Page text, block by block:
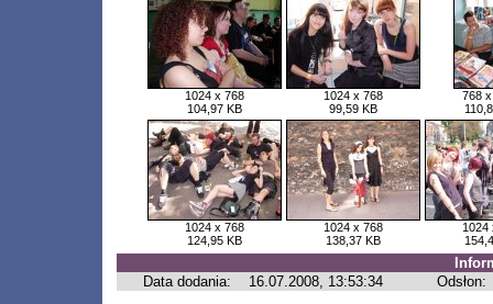
1024 x 768
104,97 KB
1024 x 768
99,59 KB
768
1024 x 768
124,95 KB
1024 x 768
138,37 KB
1024
Data dodania:
16.07.2008, 13:53:34 Odsłon: